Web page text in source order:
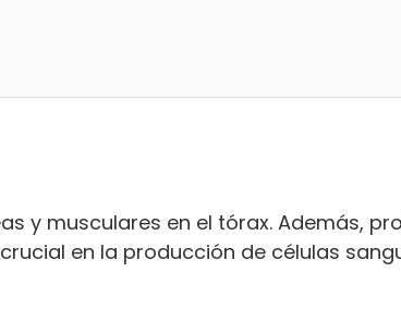
y musculares en el tórax. Además,
en la producción de células